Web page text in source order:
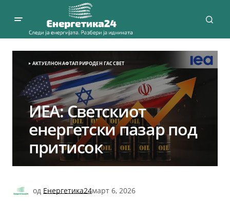
АКТУЕЛНОНАФТАПРИРОДЕН ГАССВЕТ
ИЕА: Светскиот
енергетски пазар под
притисок
од Енергетика24март 6, 2026